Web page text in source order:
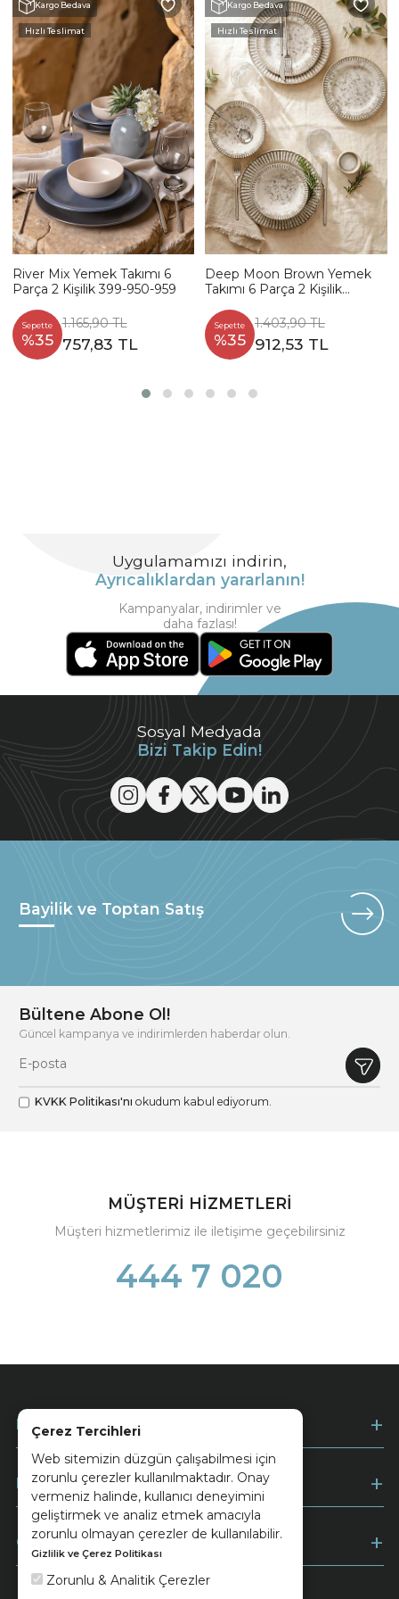
Çerez Tercihleri
Web sitemizin düzgün çalışabilmesi için
zorunlu çerezler kullanılmaktadır. Onay
vermeniz halinde, kullanıcı deneyimini
geliştirmek ve analiz etmek amacıyla
zorunlu olmayan çerezler de kullanılabilir.
Gizlilik ve Çerez Politikası
Zorunlu & Analitik Çerezler
Kargo Bedava
Hızlı Teslimat
River Mix Yemek Takımı 6
Parça 2 Kişilik 399-950-959
Sepette
%35
1.165,90 TL
757,83 TL
Kargo Bedava
Hızlı Teslimat
Deep Moon Brown Yemek
Takımı 6 Parça 2 Kişilik
Sepette
%35
1.403,90 TL
912,53 TL
Sosyal Medyada
Bizi Takip Edin!
Uygulamamızı indirin,
Ayrıcalıklardan yararlanın!
Kampanyalar, indirimler ve
daha fazlası!
Bayilik ve Toptan Satış
Bültene Abone Ol!
Güncel kampanya ve indirimlerden haberdar olun.
KVKK Politikası'nı okudum kabul ediyorum.
MÜŞTERİ HİZMETLERİ
Müşteri hizmetlerimiz ile iletişime geçebilirsiniz
444 7 020
Kurumsal
Müşteri Hizmetleri
Ödeme